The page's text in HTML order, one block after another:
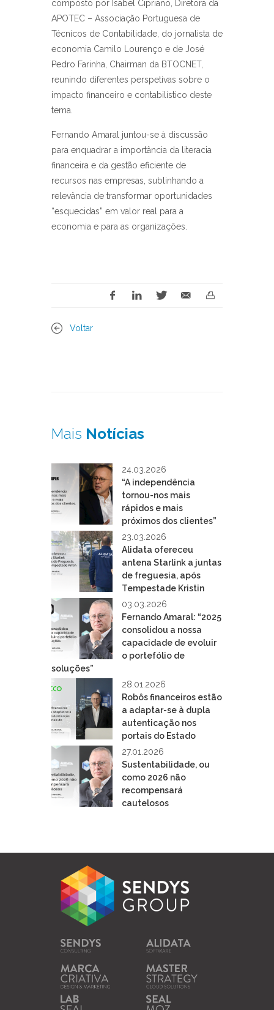
composto por Isabel Cipriano, Diretora da
APOTEC – Associação Portuguesa de
Técnicos de Contabilidade, do jornalista de
economia Camilo Lourenço e de José
Pedro Farinha, Chairman da BTOCNET,
reunindo diferentes perspetivas sobre o
impacto financeiro e contabilístico deste
tema.
Fernando Amaral juntou-se à discussão
para enquadrar a importância da literacia
financeira e da gestão eficiente de
recursos nas empresas, sublinhando a
relevância de transformar oportunidades
“esquecidas” em valor real para a
economia e para as organizações.
Voltar
Mais Notícias
24.03.2026
“A independência
tornou-nos mais
rápidos e mais
próximos dos clientes”
23.03.2026
Alidata ofereceu
antena Starlink a juntas
de freguesia, após
Tempestade Kristin
03.03.2026
Fernando Amaral: “2025
consolidou a nossa
capacidade de evoluir
o portefólio de
soluções”
28.01.2026
Robôs financeiros estão
a adaptar-se à dupla
autenticação nos
portais do Estado
27.01.2026
Sustentabilidade, ou
como 2026 não
recompensará
cautelosos